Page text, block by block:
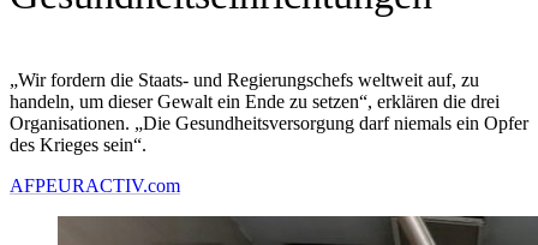
„Wir fordern die Staats- und Regierungschefs weltweit auf, zu
handeln, um dieser Gewalt ein Ende zu setzen“, erklären die drei
Organisationen. „Die Gesundheitsversorgung darf niemals ein Opfer
des Krieges sein“.
AFPEURACTIV.com